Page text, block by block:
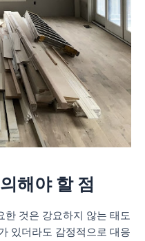
해야 할 점
한 것은 강요하지 않는 태도
있더라도 감정적으로 대응